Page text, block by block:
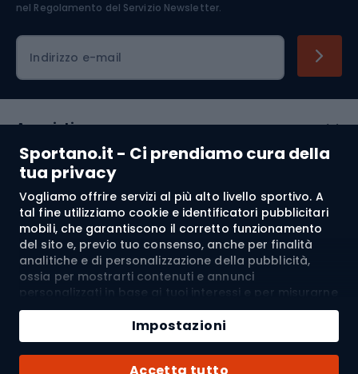
Sportano.it - Ci prendiamo cura della
tua privacy
Vogliamo offrire servizi al più alto livello sportivo. A
tal fine utilizziamo cookie e identificatori pubblicitari
mobili, che garantiscono il corretto funzionamento
del sito e, previo tuo consenso, anche per finalità
analitiche e di personalizzazione della pubblicità,
ossia per mostrarti contenuti e annunci
personalizzati in base ai tuoi interessi e per misurarne
l’efficacia. I cookie e gli identificatori pubblicitari
mobili possono essere utilizzati sia per attività
pubblicitarie personalizzate sia non personalizzate, a
seconda dei consensi da te espressi. Se clicchi su
Impostazioni
Quantità
Aggiungi al carrello
Acquista con
nel Regolamento del Servizio Newsletter.
Indirizzo e-mail
Acquisti
Servizio clienti
Regolamento
Chi siamo
© 2026 Sportano